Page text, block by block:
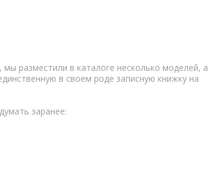
разместили в каталоге несколько моделей, а
в своем роде записную книжку на
заранее: